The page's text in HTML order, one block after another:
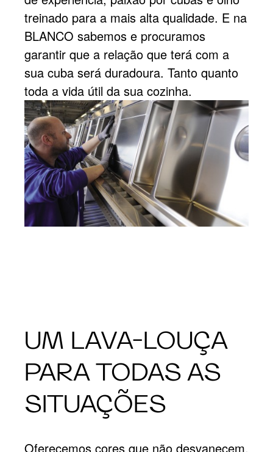
treinado para a mais alta qualidade. E na
BLANCO sabemos e procuramos
garantir que a relação que terá com a
sua cuba será duradoura. Tanto quanto
toda a vida útil da sua cozinha.
UM LAVA-LOUÇA
PARA TODAS AS
SITUAÇÕES
Oferecemos cores que não desvanecem.